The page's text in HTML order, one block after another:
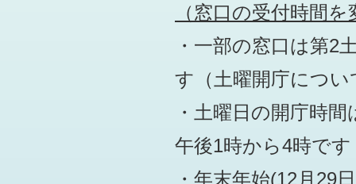
（窓口の受付時間
・一部の窓口は第2
す （土曜開庁につ
・土曜日の開庁時
午後1時から4時です
・年末年始(12月29